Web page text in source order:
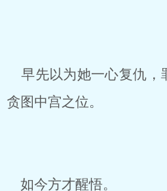
早先以为她一心复仇，
贪图中宫之位。
如今方才醒悟。